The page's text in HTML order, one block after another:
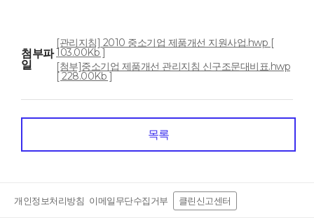
첨부파
일
[관리지침] 2010 중소기업 제품개선 지원사업.hwp [
103.00Kb ]
[첨부]중소기업 제품개선 관리지침 신구조문대비표.hwp
[ 228.00Kb ]
목록
개인정보처리방침 이메일무단수집거부 클린신고센터